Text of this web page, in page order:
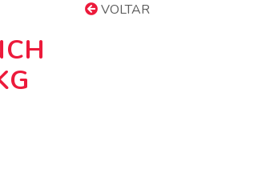
VOLTAR